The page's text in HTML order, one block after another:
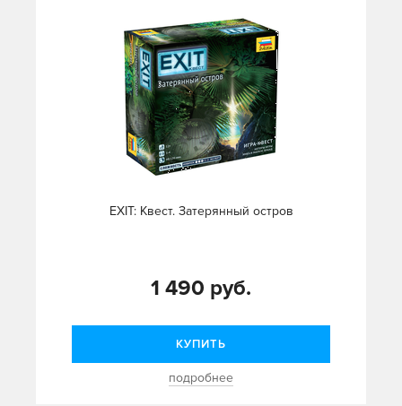
EXIT: Квест. Затерянный остров
1 490 руб.
КУПИТЬ
подробнее